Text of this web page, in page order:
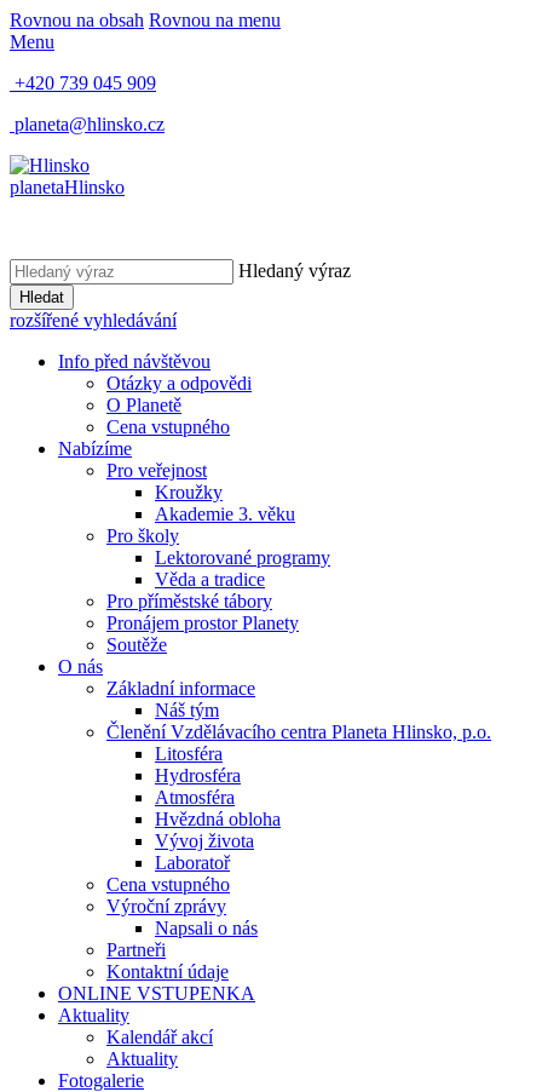
Rovnou na obsah Rovnou na menu
Menu
+420 739 045 909
planeta@hlinsko.cz
planetaHlinsko
Hledaný výraz
Hledat
rozšířené vyhledávání
Info před návštěvou
Otázky a odpovědi
O Planetě
Cena vstupného
Nabízíme
Pro veřejnost
Kroužky
Akademie 3. věku
Pro školy
Lektorované programy
Věda a tradice
Pro příměstské tábory
Pronájem prostor Planety
Soutěže
O nás
Základní informace
Náš tým
Členění Vzdělávacího centra Planeta Hlinsko, p.o.
Litosféra
Hydrosféra
Atmosféra
Hvězdná obloha
Vývoj života
Laboratoř
Cena vstupného
Výroční zprávy
Napsali o nás
Partneři
Kontaktní údaje
ONLINE VSTUPENKA
Aktuality
Kalendář akcí
Aktuality
Fotogalerie